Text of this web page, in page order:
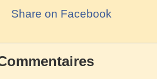
Share on Facebook